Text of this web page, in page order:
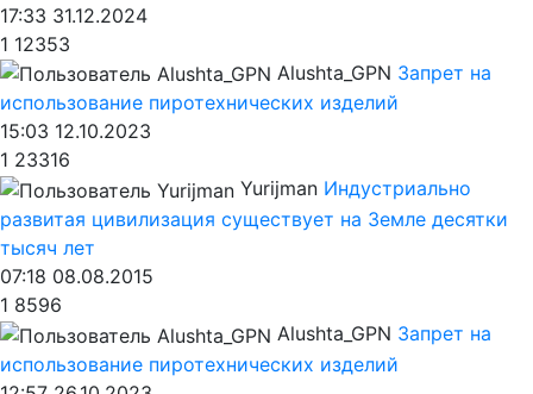
17:33 31.12.2024
1 12353
Alushta_GPN Запрет на
использование пиротехнических изделий
15:03 12.10.2023
1 23316
Yurijman Индустриально
развитая цивилизация существует на Земле десятки
тысяч лет
07:18 08.08.2015
1 8596
Alushta_GPN Запрет на
использование пиротехнических изделий